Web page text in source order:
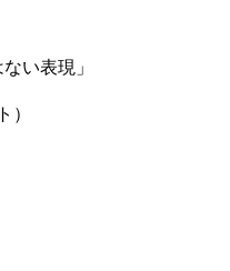
い表現」
）